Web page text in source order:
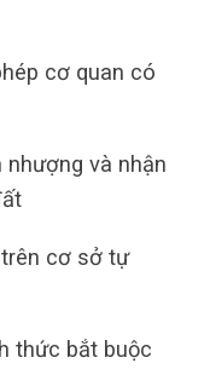
cơ quan có
nhượng và nhận
cơ sở tự
thức bắt buộc